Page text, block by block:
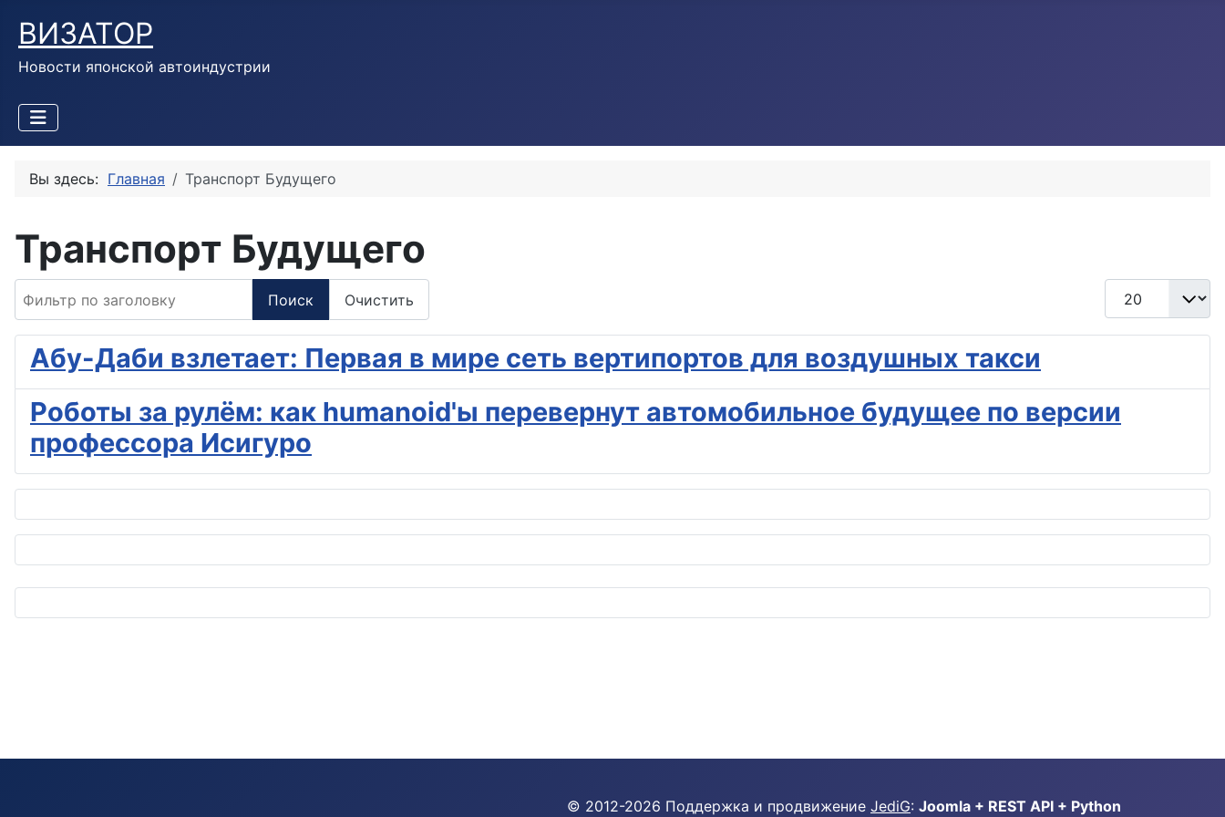
ВИЗАТОР
Новости японской автоиндустрии
Вы здесь: Главная Транспорт Будущего
Транспорт Будущего
Поиск Очистить
Кол-во строк:
Абу-Даби взлетает: Первая в мире сеть вертипортов для воздушных такси
Роботы за рулём: как humanoid'ы перевернут автомобильное будущее по версии
профессора Исигуро
© 2012-2026 Поддержка и продвижение JediG: Joomla + REST API + Python